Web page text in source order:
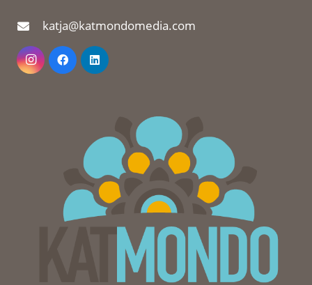
katja@katmondomedia.com